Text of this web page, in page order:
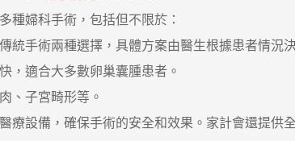
婦科手術，包括但不限於：
統手術兩種選擇，具體方案由醫生根據患者情況
，適合大多數卵巢囊腫患者。
、子宮畸形等。
設備，確保手術的安全和效果。家計會還提供